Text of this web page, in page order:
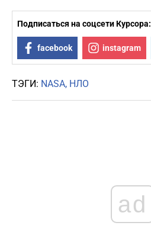
Подписаться на соцсети Курсора:
facebook instagram
ТЭГИ: NASA НЛО
ad